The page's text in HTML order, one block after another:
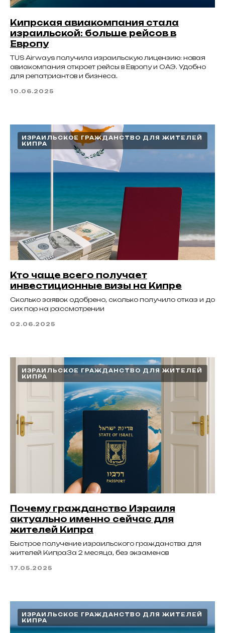
Кипрская авиакомпания стала
израильской: больше рейсов в
Европу
TUS Airways получила израильскую лицензию: новая
авиакомпания откроет рейсы в Европу и ОАЭ. Удобно
для репатриантов и бизнеса.
10.06.2025
ИЗРАИЛЬСКОЕ ГРАЖДАНСТВО ДЛЯ ЖИТЕЛЕЙ
КИПРА
Кто чаще всего получает
инвестиционные визы на Кипре
Сколько заявок одобрено, сколько получило отказ и до
сих пор на рассмотрении
02.06.2025
ИЗРАИЛЬСКОЕ ГРАЖДАНСТВО ДЛЯ ЖИТЕЛЕЙ
КИПРА
Почему гражданство Израиля
актуально именно сейчас для
жителей Кипра
Быстрое получение израильского гражданства для
жителей КипраЗа 2 месяца, без экзаменов
17.05.2025
ИЗРАИЛЬСКОЕ ГРАЖДАНСТВО ДЛЯ ЖИТЕЛЕЙ
КИПРА